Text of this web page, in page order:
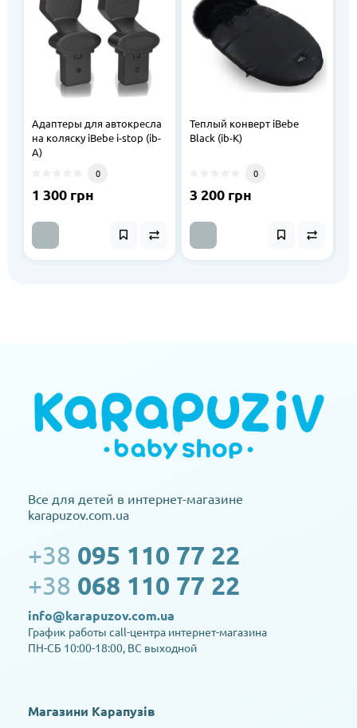
Адаптеры для автокресла
на коляску iBebe i-stop (ib-
A)
0
1 300 грн
Теплый конверт iBebe
Black (ib-K)
0
3 200 грн
Все для детей в интернет-магазине
karapuzov.com.ua
+38 095 110 77 22
+38 068 110 77 22
info@karapuzov.com.ua
График работы call-центра интернет-магазина
ПН-СБ 10:00-18:00, ВС выходной
Магазини Карапузів